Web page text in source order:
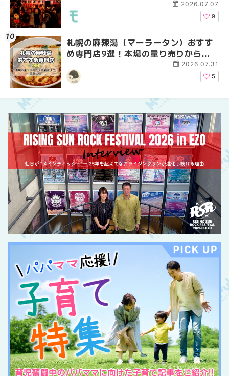
2026.07.07
9
札幌の麻辣湯（マーラータン）おすす
め専門店9選！本場の量り売りから最
新店まで徹底比較 | MouLa
HOKKAIDO
2026.07.31
5
2026年夏 恵庭市・千
イベントまとめ |
ーパーラウンジアネッ
介！！ | MouLa
2026年夏 札幌市南区
ントまとめ | MouLa